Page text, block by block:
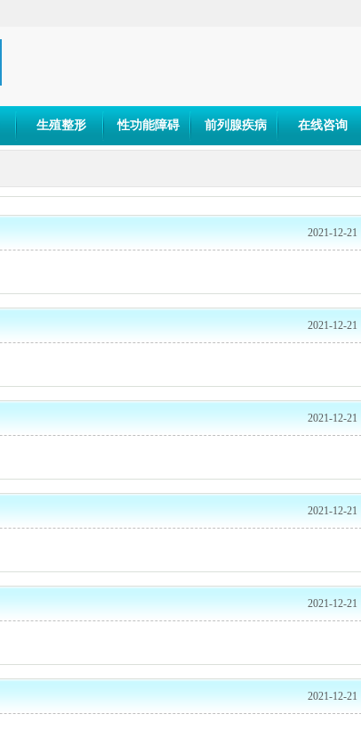
生殖整形 性功能障碍 前列腺疾病 在线咨询
2021-12-21
2021-12-21
2021-12-21
2021-12-21
2021-12-21
2021-12-21